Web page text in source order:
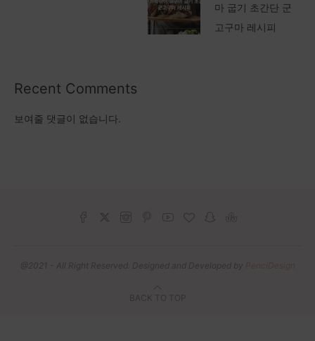
마 굽기 초간단 군
고구마 레시피
Recent Comments
보여줄 댓글이 없습니다.
@2021 - All Right Reserved. Designed and Developed by
BACK TO TOP